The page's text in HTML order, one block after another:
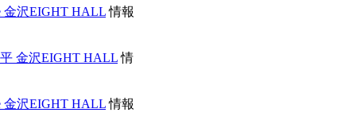
金沢EIGHT HALL情報
金沢EIGHT HALL情
金沢EIGHT HALL情報